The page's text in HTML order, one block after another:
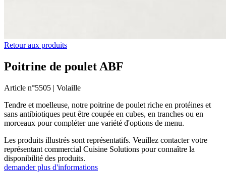
Retour aux produits
Poitrine de poulet ABF
Article n°5505 | Volaille
Tendre et moelleuse, notre poitrine de poulet riche en protéines et
sans antibiotiques peut être coupée en cubes, en tranches ou en
morceaux pour compléter une variété d'options de menu.
Les produits illustrés sont représentatifs. Veuillez contacter votre
représentant commercial Cuisine Solutions pour connaître la
disponibilité des produits.
demander plus d'informations